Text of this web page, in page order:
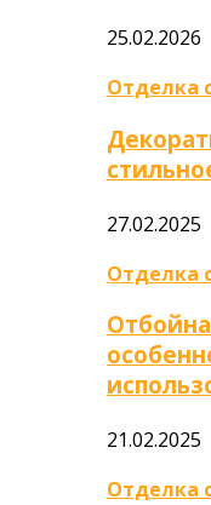
25.02.2026
Отделка
27.02.2025
Отделка
21.02.2025
Отделка